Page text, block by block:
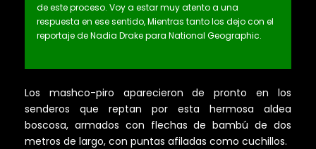
de este proceso. Voy a estar muy atento a una
respuesta en ese sentido, Mientras tanto los dejo con el
reportaje de Nadia Drake para National Geographic.
Los mashco-piro aparecieron de pronto en los
senderos que reptan por esta hermosa aldea
boscosa, armados con flechas de bambú de dos
metros de largo, con puntas afiladas como cuchillos.